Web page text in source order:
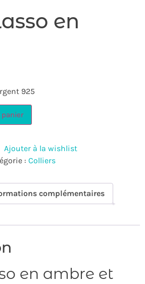
en
925
Ajouter à la wishlist
: Colliers
complémentaires
en ambre et